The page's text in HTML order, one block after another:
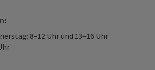
8–12 Uhr und 13–16 Uhr